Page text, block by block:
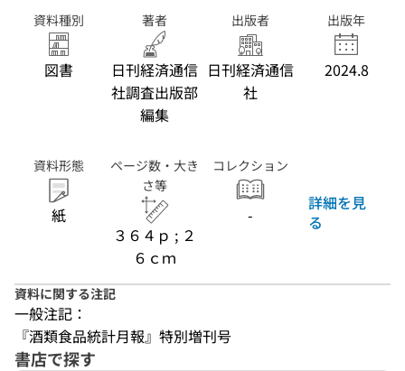
資料種別
図書
著者
日刊経済通信
社調査出版部
編集
出版者
日刊経済通信
社
出版年
2024.8
資料形態
紙
ページ数・大き
さ等
３６４ｐ ; ２
６ｃｍ
コレクション
-
詳細を見
る
資料に関する注記
一般注記：
『酒類食品統計月報』特別増刊号
書店で探す